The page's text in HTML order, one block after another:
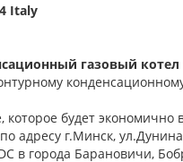
Italy
газовый котел
будет экономично
по адресу г.Минск,
в города Барановичи,